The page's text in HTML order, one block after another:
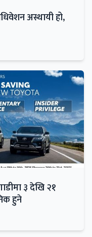
अस्थायी हो,
३ देखि २१
हुने